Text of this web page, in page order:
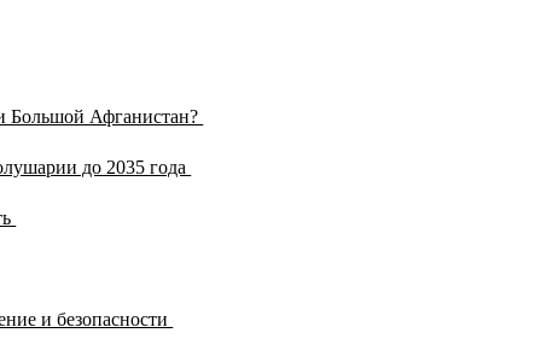
Большой Афганистан?
до 2035 года
и безопасности